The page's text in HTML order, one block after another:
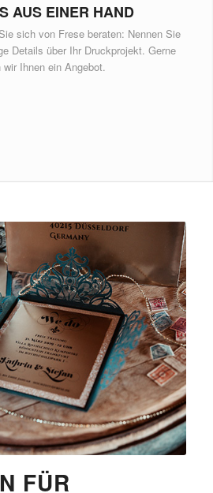
AUS EINER HAND
sich von Frese beraten: Nennen Sie
Details über Ihr Druckprojekt. Gerne
wir Ihnen ein Angebot.
FÜR